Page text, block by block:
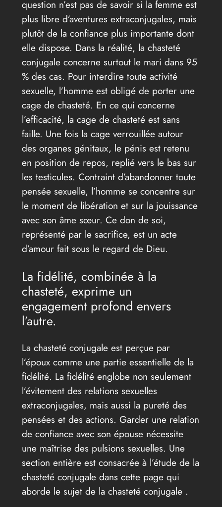
question n’est pas de savoir si la femme est
plus libre d’aventures extraconjugales, mais
plutôt de la confiance plus importante dont
elle dispose. Dans la réalité, la chasteté
conjugale concerne surtout le mari dans 95
% des cas. Pour interdire toute activité
sexuelle, l’homme est obligé de porter une
cage de chasteté. En ce qui concerne
l’efficacité, la cage de chasteté est sans
faille. Une fois la cage verrouillée autour
des organes génitaux, le pénis est retenu
en position de repos, replié vers le bas sur
les testicules. Contraint d’abandonner toute
pensée sexuelle, l’homme se concentre sur
le moment de libération et sur la jouissance
avec son âme sœur. Ce don de soi,
représenté par le sacrifice, est un acte
d’amour fait sous le regard de Dieu.
La fidélité, combinée à la
chasteté, exprime un
engagement profond envers
l’autre.
La chasteté conjugale est perçue par
l’époux comme une partie essentielle de la
fidélité. La fidélité englobe non seulement
l’évitement des relations sexuelles
extraconjugales, mais aussi la pureté des
pensées et des actions. Garder une relation
de confiance avec son épouse nécessite
une maîtrise des pulsions sexuelles. Une
section entière est consacrée à l’étude de la
chasteté conjugale dans cette page qui
aborde le sujet de la chasteté conjugale .